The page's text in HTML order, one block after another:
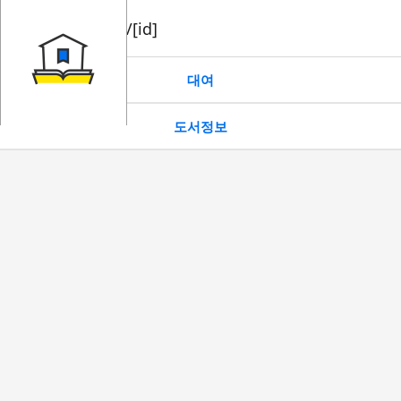
book/rent/[id]
대여
도서정보